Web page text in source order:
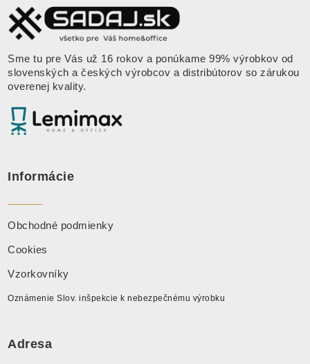
Sme tu pre Vás už 16 rokov a ponúkame 99% výrobkov od
slovenských a českých výrobcov a distribútorov so zárukou
overenej kvality.
Informácie
Obchodné podmienky
Cookies
Vzorkovníky
Oznámenie Slov. inšpekcie k nebezpečnému výrobku
Adresa